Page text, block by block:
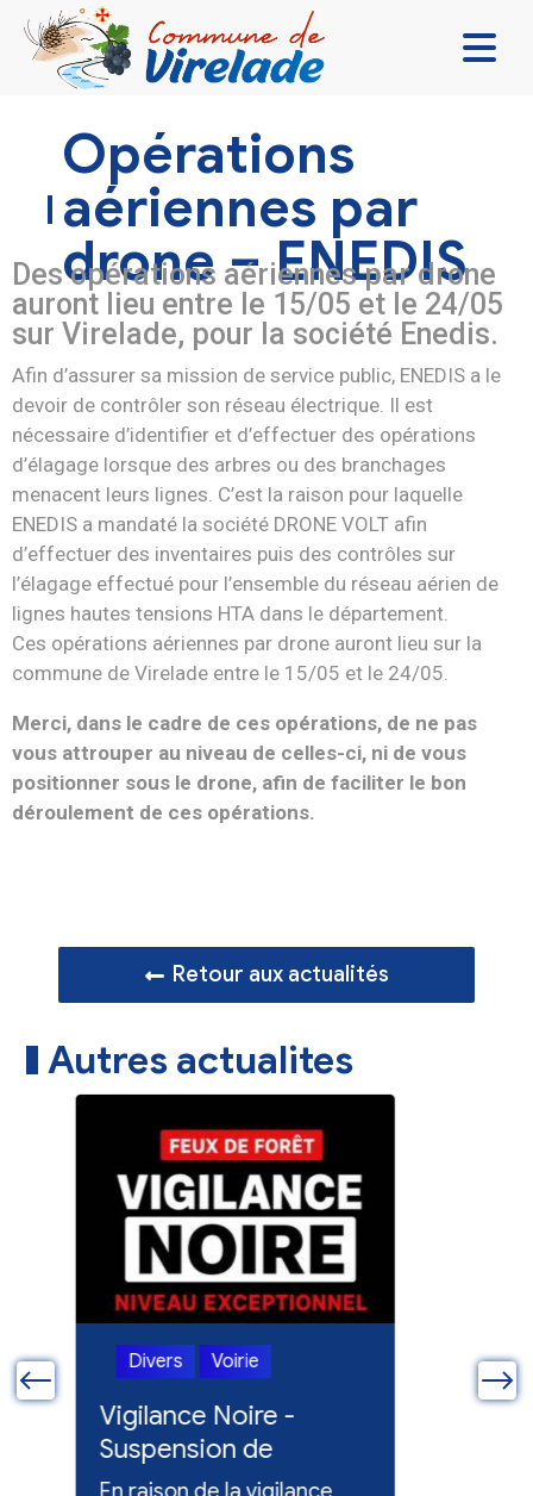
VIVRE ENSEMBLE
SE DIVERTIR
DÉCOUVRIR
CONTACT
Opérations
aériennes par
drone – ENEDIS
Des opérations aériennes par drone
auront lieu entre le 15/05 et le 24/05
sur Virelade, pour la société Enedis.
Afin d’assurer sa mission de service public, ENEDIS a le
devoir de contrôler son réseau électrique. Il est
nécessaire d’identifier et d’effectuer des opérations
d’élagage lorsque des arbres ou des branchages
menacent leurs lignes. C’est la raison pour laquelle
ENEDIS a mandaté la société DRONE VOLT afin
d’effectuer des inventaires puis des contrôles sur
l’élagage effectué pour l’ensemble du réseau aérien de
lignes hautes tensions HTA dans le département.
Ces opérations aériennes par drone auront lieu sur la
commune de Virelade entre le 15/05 et le 24/05.
Merci, dans le cadre de ces opérations, de ne pas
vous attrouper au niveau de celles-ci, ni de vous
positionner sous le drone, afin de faciliter le bon
déroulement de ces opérations.
Retour aux actualités
Autres actualites
Divers Voirie
Vigilance Noire -
Suspension de
l'entretien des
Divers
Feux